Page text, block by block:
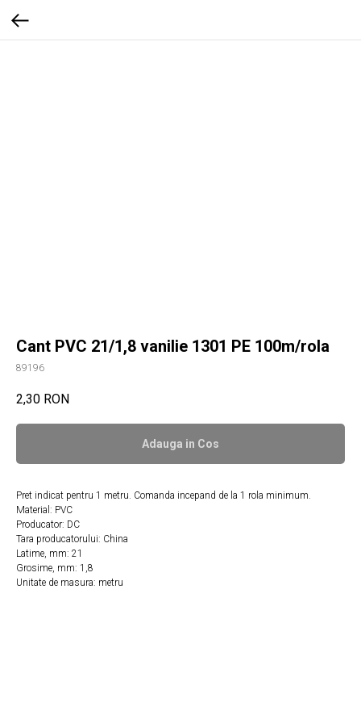
Cant PVC 21/1,8 vanilie 1301 PE 100m/rola
89196
2,30 RON
Adauga in Сos
Pret indicat pentru 1 metru. Comanda incepand de la 1 rola minimum.
Material: PVC
Producator: DC
Tara producatorului: China
Latime, mm: 21
Grosime, mm: 1,8
Unitate de masura: metru